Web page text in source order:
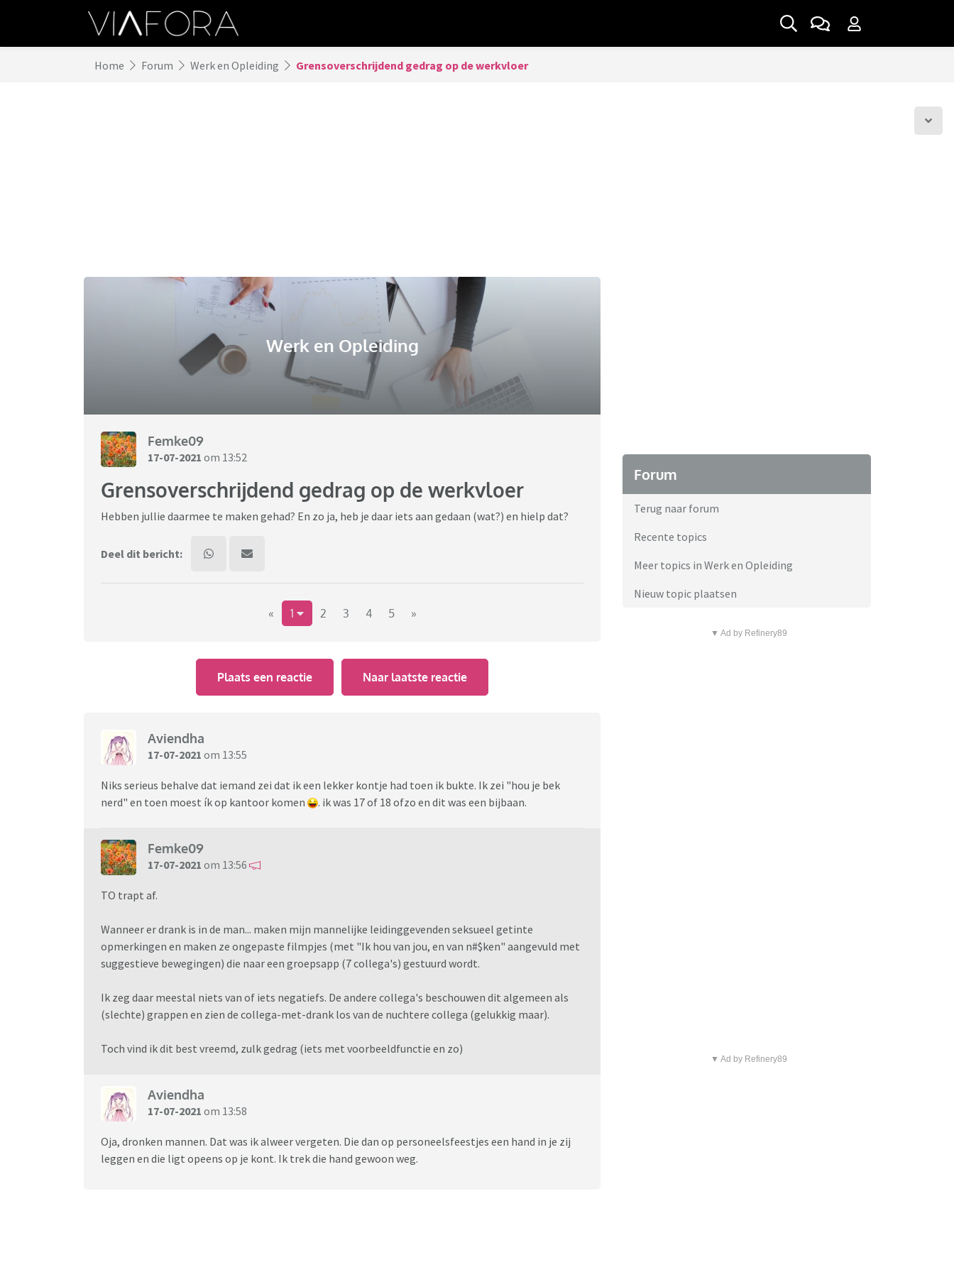
Home Forum Werk en Opleiding Grensoverschrijdend gedrag op de werkvloer
Werk en Opleiding
Femke09
17-07-2021 om 13:52
Grensoverschrijdend gedrag op de werkvloer
Hebben jullie daarmee te maken gehad? En zo ja, heb je daar iets aan gedaan (wat?) en hielp dat?
Deel dit bericht:
« 1 2 3 4 5 »
Plaats een reactie Naar laatste reactie
Aviendha
17-07-2021 om 13:55
Niks serieus behalve dat iemand zei dat ik een lekker kontje had toen ik bukte. Ik zei "hou je bek
nerd" en toen moest ík op kantoor komen
. ik was 17 of 18 ofzo en dit was een bijbaan.
Femke09
17-07-2021 om 13:56
TO trapt af.
Wanneer er drank is in de man... maken mijn mannelijke leidinggevenden seksueel getinte
opmerkingen en maken ze ongepaste filmpjes (met "Ik hou van jou, en van n#$ken" aangevuld met
suggestieve bewegingen) die naar een groepsapp (7 collega's) gestuurd wordt.
Ik zeg daar meestal niets van of iets negatiefs. De andere collega's beschouwen dit algemeen als
(slechte) grappen en zien de collega-met-drank los van de nuchtere collega (gelukkig maar).
Toch vind ik dit best vreemd, zulk gedrag (iets met voorbeeldfunctie en zo)
Aviendha
17-07-2021 om 13:58
Oja, dronken mannen. Dat was ik alweer vergeten. Die dan op personeelsfeestjes een hand in je zij
leggen en die ligt opeens op je kont. Ik trek die hand gewoon weg.
Forum
Terug naar forum
Recente topics
Meer topics in Werk en Opleiding
Nieuw topic plaatsen
▼ Ad by Refinery89
▼ Ad by Refinery89